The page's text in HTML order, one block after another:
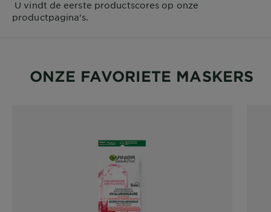
U vindt de eerste productscores op onze
productpagina's.
ONZE FAVORIETE MASKERS